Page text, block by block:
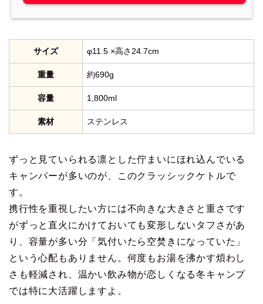
サイズ φ11.5 ×高さ24.7cm
重量 約690g
容量 1,800ml
素材 ステンレス
ずっと見ていられる凛とした佇まいにほれ込んでいる
キャンパーが多いのが、このクラッシックケトルで
す。
携行性を重視したい方には不向きな大きさと重さです
がずっと直火にかけておいても変形しないタフさがあ
り、容量が多い分「気付いたら空焚きになっていた」
という心配もありません。何度もお湯を沸かす煩わし
さも軽減され、温かい飲み物が恋しくなる冬キャンプ
では特に大活躍しますよ。